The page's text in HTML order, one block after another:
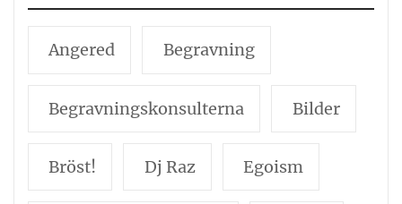
Angered Begravning
Begravningskonsulterna Bilder
Bröst! Dj Raz Egoism